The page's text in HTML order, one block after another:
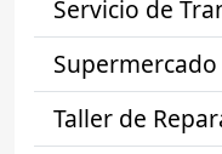
Servicio de
Supermercado
Taller de